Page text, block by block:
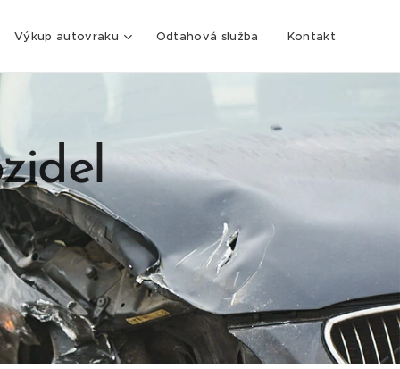
Výkup autovraku Odtahová služba Kontakt